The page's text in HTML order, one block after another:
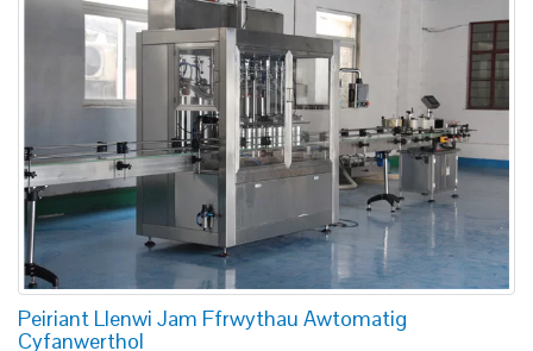
Peiriant Llenwi Jam Ffrwythau Awtomatig
Cyfanwerthol